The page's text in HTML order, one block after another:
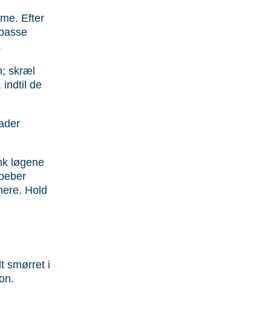
Efter
skræl
indtil de
løgene
Hold
smørret i